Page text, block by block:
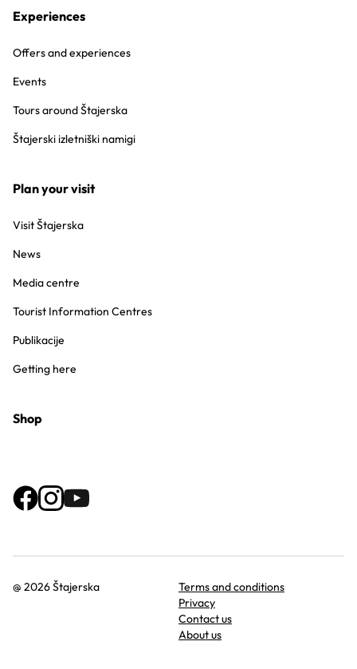
Experiences
Offers and experiences
Events
Tours around Štajerska
Štajerski izletniški namigi
Plan your visit
Visit Štajerska
News
Media centre
Tourist Information Centres
Publikacije
Getting here
Shop
@ 2026 Štajerska
Terms and conditions
Privacy
Contact us
About us